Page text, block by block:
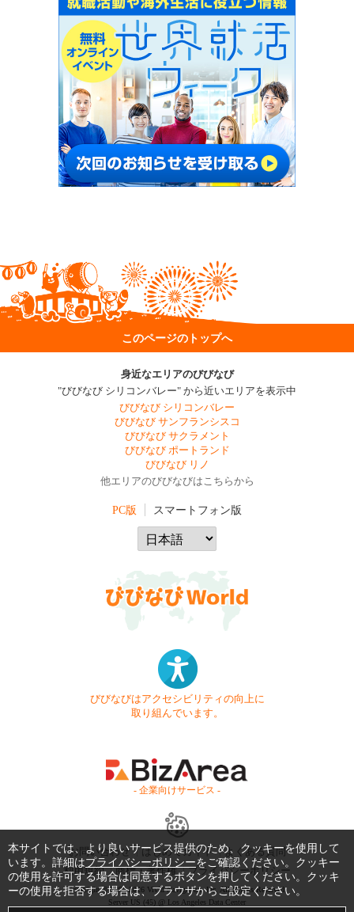
このページのトップへ
身近なエリアのびびなび
"びびなび シリコンバレー" から近いエリアを表示中
びびなび シリコンバレー
びびなび サンフランシスコ
びびなび サクラメント
びびなび ポートランド
びびなび リノ
他エリアのびびなびはこちらから
PC版 スマートフォン版
びびなびはアクセシビリティの向上に
取り組んでいます。
- 企業向けサービス -
お問い合わせ はじめてガイド
よくある質問
利用規約
商標・著作権 プライバシーポリシー
Copyright © 1999-2026 Vivid Navigation, Inc. All Rights Reserved.
Server US (45) @ Los Angeles Data Center
本サイトでは、より良いサービス提供のため、クッキーを使用して
います。詳細はプライバシーポリシーをご確認ください。クッキー
の使用を許可する場合は同意するボタンを押してください。クッキ
ーの使用を拒否する場合は、ブラウザからご設定ください。